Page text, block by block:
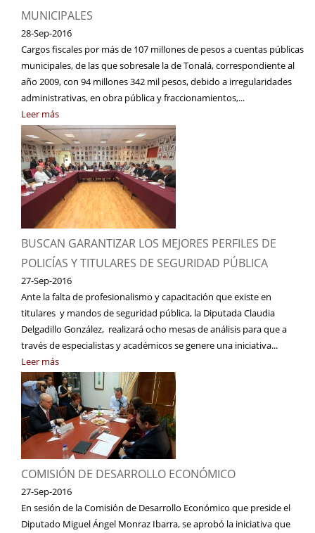
MUNICIPALES
28-Sep-2016
Cargos fiscales por más de 107 millones de pesos a cuentas públicas
municipales, de las que sobresale la de Tonalá, correspondiente al
año 2009, con 94 millones 342 mil pesos, debido a irregularidades
administrativas, en obra pública y fraccionamientos,...
Leer más
BUSCAN GARANTIZAR LOS MEJORES PERFILES DE
POLICÍAS Y TITULARES DE SEGURIDAD PÚBLICA
27-Sep-2016
Ante la falta de profesionalismo y capacitación que existe en
titulares y mandos de seguridad pública, la Diputada Claudia
Delgadillo González, realizará ocho mesas de análisis para que a
través de especialistas y académicos se genere una iniciativa...
Leer más
COMISIÓN DE DESARROLLO ECONÓMICO
27-Sep-2016
En sesión de la Comisión de Desarrollo Económico que preside el
Diputado Miguel Ángel Monraz Ibarra, se aprobó la iniciativa que